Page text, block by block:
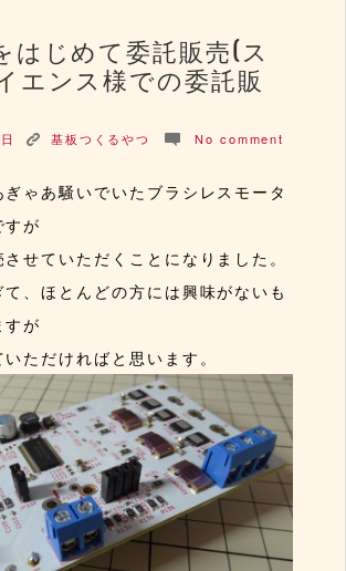
はじめて委託販売(ス
エンス様での委託販
K 基板つくるやつ c No comment
ゃあ騒いでいたブラシレスモータ
すが
せていただくことになりました。
、ほとんどの方には興味がないも
が
ただければと思います。